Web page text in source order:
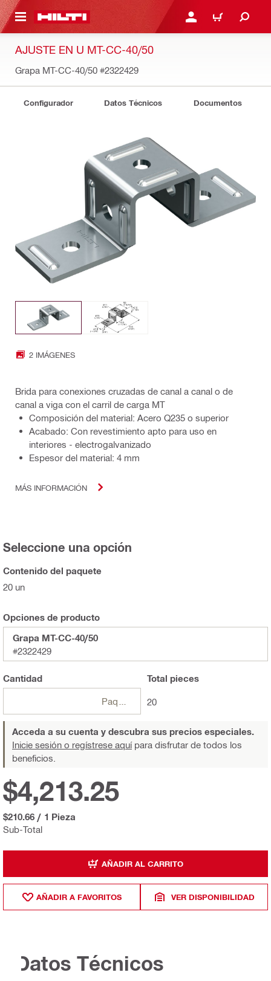
PRINCIPAL INICIE SESIÓN O
CARRITO
AJUSTE EN U MT-CC-40/50
Grapa MT-CC-40/50 #2322429
Configurador Datos Técnicos Documentos
2 IMÁGENES
Brida para conexiones cruzadas de canal a canal o de
canal a viga con el carril de carga MT
Composición del material: Acero Q235 o superior
Acabado: Con revestimiento apto para uso en
interiores - electrogalvanizado
Espesor del material: 4 mm
MÁS INFORMACIÓN
Seleccione una opción
Contenido del paquete
20 un
Opciones de producto
Grapa MT-CC-40/50
#2322429
Cantidad Total pieces
20
Acceda a su cuenta y descubra sus precios especiales.
Inicie sesión o regístrese aquípara disfrutar de todos los
beneficios.
Sub-Total
$4,213.25
$210.66 / 1 Pieza
AÑADIR AL CARRITO
AÑADIR A FAVORITOS VER DISPONIBILIDAD
Datos Técnicos